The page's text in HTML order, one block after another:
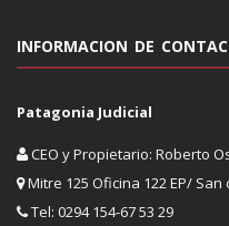
INFORMACION DE
Patagonia Judicial
CEO y Propietario: Roberto
Mitre 125 Oficina 122 EP/
Tel: 0294 154-67 53 29